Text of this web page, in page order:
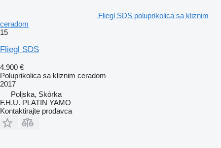
Fliegl SDS poluprikolica sa kliznim
ceradom
15
Fliegl SDS
4.900 €
Poluprikolica sa kliznim ceradom
2017
Poljska, Skórka
F.H.U. PLATIN YAMO
Kontaktirajte prodavca